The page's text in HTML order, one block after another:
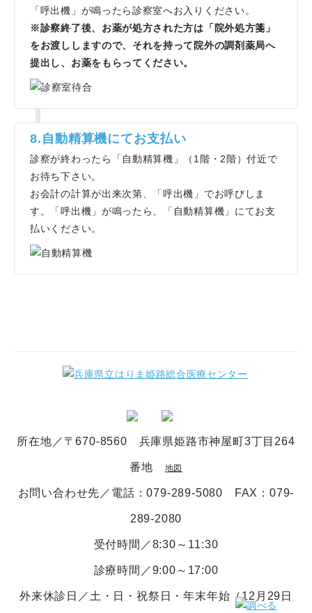
「呼出機」が鳴ったら診察室へお入りください。
※診察終了後、お薬が処方された方は「院外処方箋」
をお渡ししますので、それを持って院外の調剤薬局へ
提出し、お薬をもらってください。
8.自動精算機にてお支払い
診察が終わったら「自動精算機」（1階・2階）付近で
お待ち下さい。
お会計の計算が出来次第、「呼出機」でお呼びしま
す。「呼出機」が鳴ったら、「自動精算機」にてお支
払いください。
所在地／〒670-8560 兵庫県姫路市神屋町3丁目264
番地 地図
お問い合わせ先／電話 ：079-289-5080 FAX：079-
289-2080
受付時間／8:30～11:30
診療時間／9:00～17:00
外来休診日／土・日・祝祭日・年末年始（12月29日